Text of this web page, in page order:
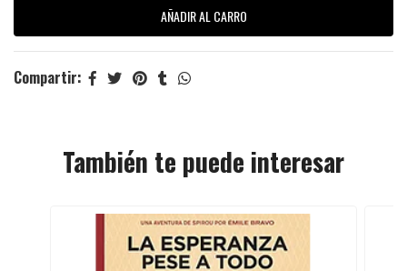
Compartir:
También te puede interesar